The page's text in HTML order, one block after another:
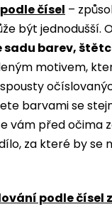
čísel ­­–
být jednodušší.
sadu barev,
motivem,
barvami se
vám před očima
za které by se
podle čísel